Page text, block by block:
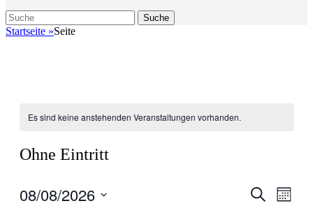
Suche
Suche
nach:
Startseite »Seite
Es sind keine anstehenden Veranstaltungen vorhanden.
Ohne Eintritt
Suche
Monat
08/08/2026